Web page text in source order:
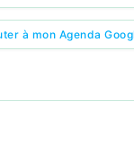
à mon Agenda